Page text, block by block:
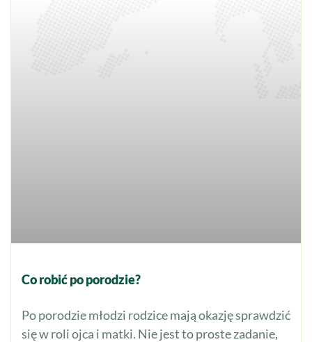
Co robić po porodzie?
Po porodzie młodzi rodzice mają okazję sprawdzić
się w roli ojca i matki. Nie jest to proste zadanie,